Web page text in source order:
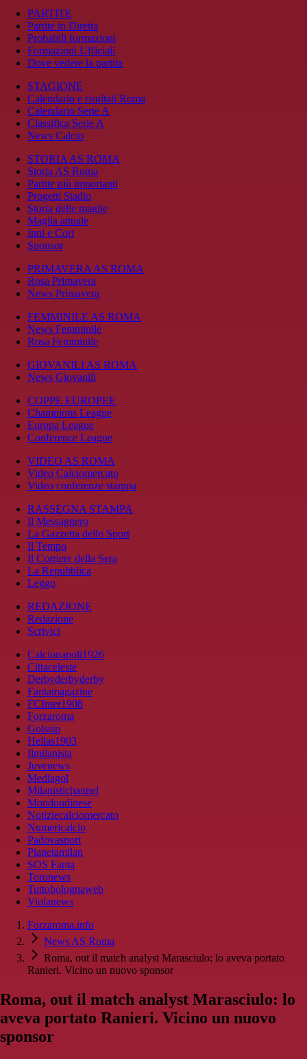
PARTITE
Partite in Diretta
Probabili formazioni
Formazioni Ufficiali
Dove vedere la partita
STAGIONE
Calendario e risultati Roma
Calendario Serie A
Classifica Serie A
News Calcio
STORIA AS ROMA
Storia AS Roma
Partite più importanti
Progetti Stadio
Storia delle maglie
Maglia attuale
Inni e Cori
Sponsor
PRIMAVERA AS ROMA
Rosa Primavera
News Primavera
FEMMINILE AS ROMA
News Femminile
Rosa Femminile
GIOVANILI AS ROMA
News Giovanili
COPPE EUROPEE
Champions League
Europa League
Conference League
VIDEO AS ROMA
Video Calciomercato
Video conferenze stampa
RASSEGNA STAMPA
Il Messaggero
La Gazzetta dello Sport
Il Tempo
Il Corriere della Sera
La Repubblica
Leggo
REDAZIONE
Redazione
Scrivici
Calcionapoli1926
Cittaceleste
Derbyderbyderby
Fantamagazine
FCInter1908
Forzaroma
Golssip
Hellas1903
Ilmilanista
Juvenews
Mediagol
Milanistichannel
Mondoudinese
Notiziecalciomercato
Numericalcio
Padovasport
Pianetamilan
SOS Fanta
Toronews
Tuttobolognaweb
Violanews
Forzaroma.info
News AS Roma
Roma, out il match analyst Marasciulo: lo aveva portato
Ranieri. Vicino un nuovo sponsor
Roma, out il match analyst Marasciulo: lo
aveva portato Ranieri. Vicino un nuovo
sponsor